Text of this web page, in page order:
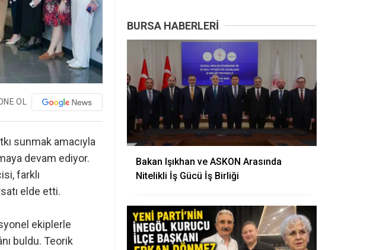
OL
sunmak amacıyla
devam ediyor.
farklı
elde etti.
ekiplerle
buldu. Teorik
BURSA HABERLERI
Bakan Işıkhan ve ASKON Arasında
Nitelikli İş Gücü İş Birliği